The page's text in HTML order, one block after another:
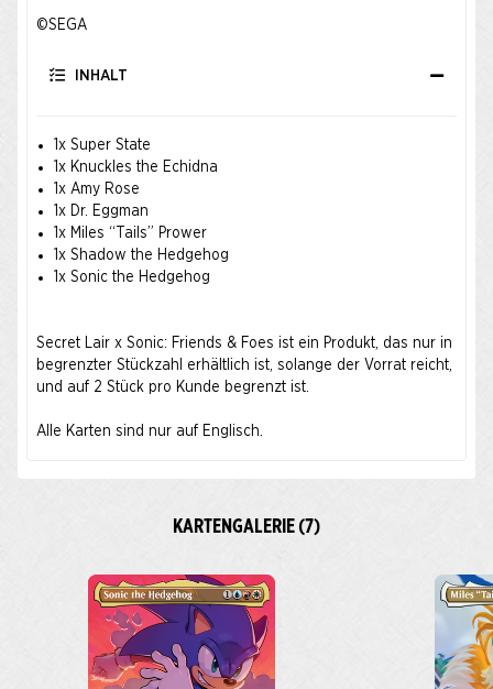
©SEGA
INHALT
1x Super State
1x Knuckles the Echidna
1x Amy Rose
1x Dr. Eggman
1x Miles “Tails” Prower
1x Shadow the Hedgehog
1x Sonic the Hedgehog
Secret Lair x Sonic: Friends & Foes ist ein Produkt, das nur in
begrenzter Stückzahl erhältlich ist, solange der Vorrat reicht,
und auf 2 Stück pro Kunde begrenzt ist.
Alle Karten sind nur auf Englisch.
KARTENGALERIE (7)